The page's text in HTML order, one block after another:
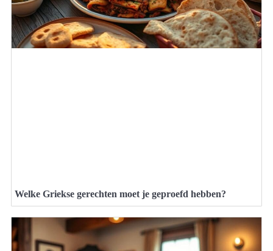
Welke Griekse gerechten moet je geproefd hebben?